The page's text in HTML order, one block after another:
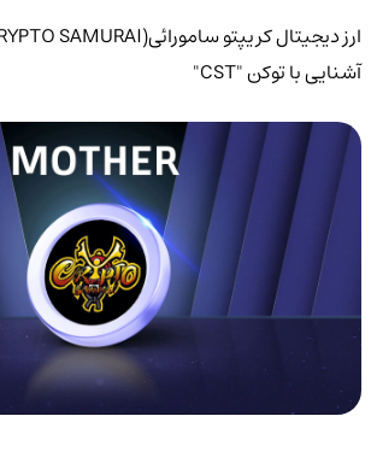
آشنایی با توکن "CST"